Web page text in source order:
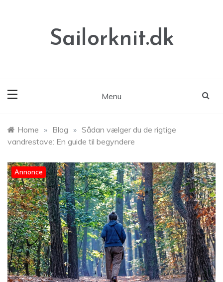
Sailorknit.dk
Menu
Home » Blog » Sådan vælger du de rigtige
vandrestave: En guide til begyndere
Annonce